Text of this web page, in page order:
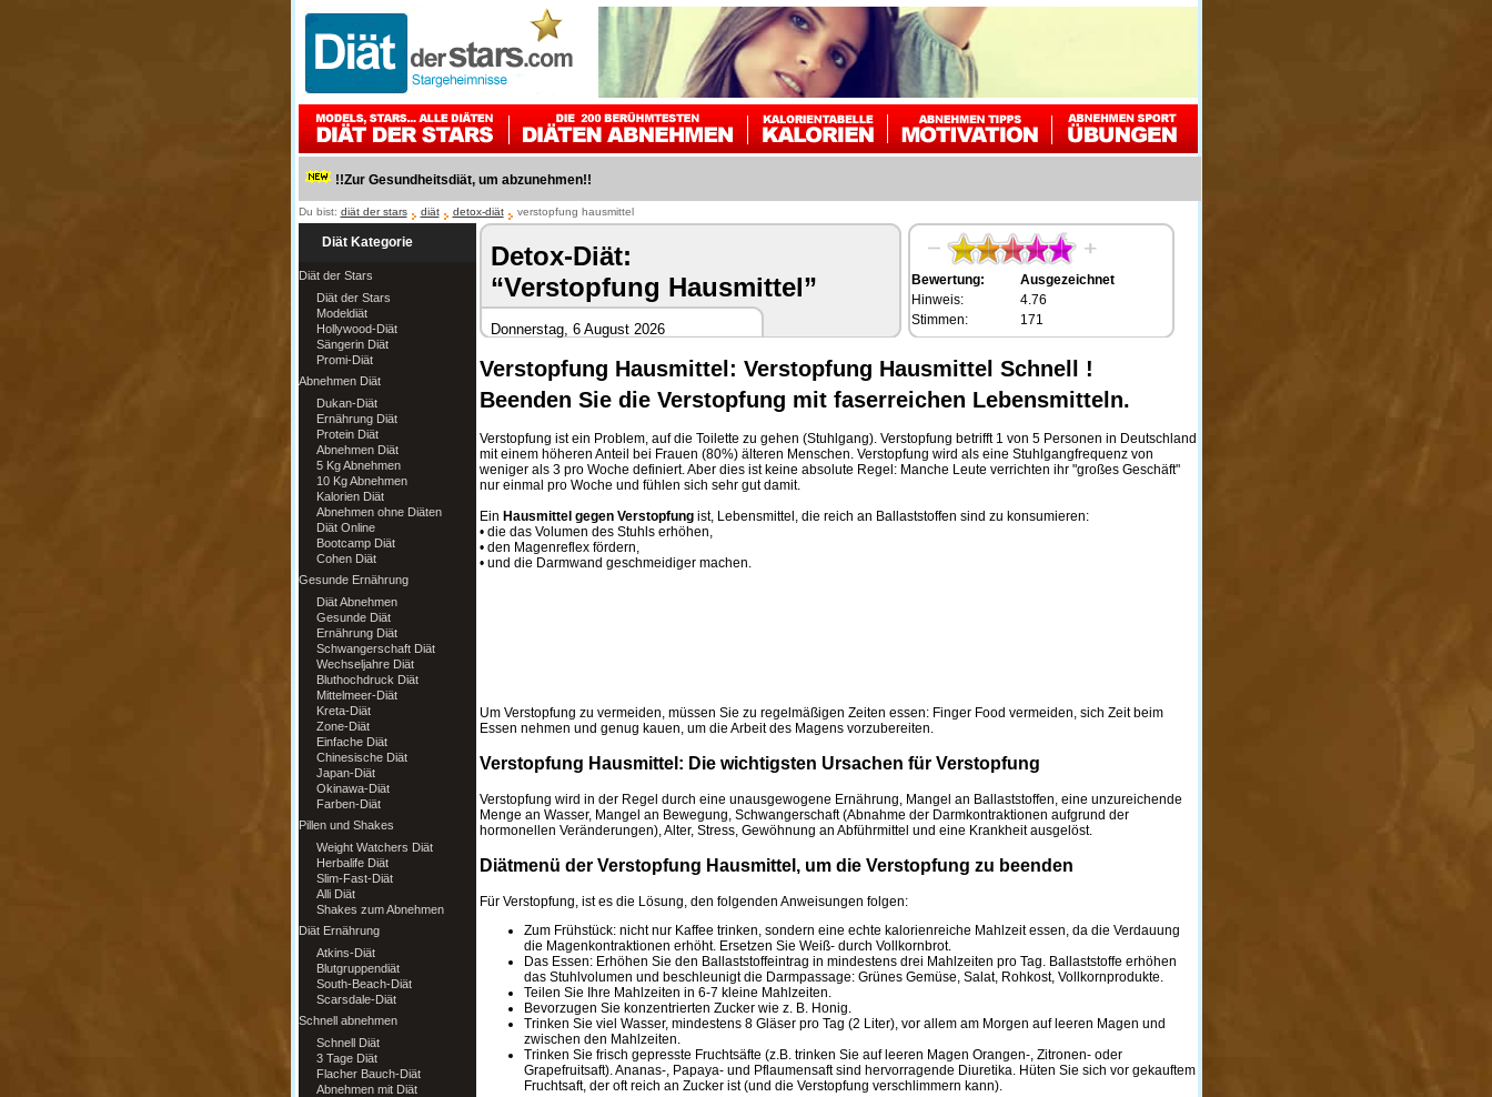
!!Zur Gesundheitsdiät, um abzunehmen!!
Du bist: diät der stars diät detox-diät verstopfung hausmittel
Diät Kategorie
Diät der Stars
Diät der Stars
Modeldiät
Hollywood-Diät
Sängerin Diät
Promi-Diät
Abnehmen Diät
Dukan-Diät
Ernährung Diät
Protein Diät
Abnehmen Diät
5 Kg Abnehmen
10 Kg Abnehmen
Kalorien Diät
Abnehmen ohne Diäten
Diät Online
Bootcamp Diät
Cohen Diät
Gesunde Ernährung
Diät Abnehmen
Gesunde Diät
Ernährung Diät
Schwangerschaft Diät
Wechseljahre Diät
Bluthochdruck Diät
Mittelmeer-Diät
Kreta-Diät
Zone-Diät
Einfache Diät
Chinesische Diät
Japan-Diät
Okinawa-Diät
Farben-Diät
Pillen und Shakes
Weight Watchers Diät
Herbalife Diät
Slim-Fast-Diät
Alli Diät
Shakes zum Abnehmen
Diät Ernährung
Atkins-Diät
Blutgruppendiät
South-Beach-Diät
Scarsdale-Diät
Schnell abnehmen
Schnell Diät
3 Tage Diät
Flacher Bauch-Diät
Abnehmen mit Diät
Detox-Diät:
“Verstopfung Hausmittel”
Donnerstag, 6 August 2026
Bewertung:
Ausgezeichnet
Hinweis:
4.76
Stimmen:
171
Verstopfung Hausmittel: Verstopfung Hausmittel Schnell !
Beenden Sie die Verstopfung mit faserreichen Lebensmitteln.
Verstopfung ist ein Problem, auf die Toilette zu gehen (Stuhlgang). Verstopfung betrifft 1 von 5 Personen in Deutschland
mit einem höheren Anteil bei Frauen (80%) älteren Menschen. Verstopfung wird als eine Stuhlgangfrequenz von
weniger als 3 pro Woche definiert. Aber dies ist keine absolute Regel: Manche Leute verrichten ihr "großes Geschäft"
nur einmal pro Woche und fühlen sich sehr gut damit.
Ein Hausmittel gegen Verstopfungist, Lebensmittel, die reich an Ballaststoffen sind zu konsumieren:
• die das Volumen des Stuhls erhöhen,
• den Magenreflex fördern,
• und die Darmwand geschmeidiger machen.
Um Verstopfung zu vermeiden, müssen Sie zu regelmäßigen Zeiten essen: Finger Food vermeiden, sich Zeit beim
Essen nehmen und genug kauen, um die Arbeit des Magens vorzubereiten.
Verstopfung Hausmittel: Die wichtigsten Ursachen für Verstopfung
Verstopfung wird in der Regel durch eine unausgewogene Ernährung, Mangel an Ballaststoffen, eine unzureichende
Menge an Wasser, Mangel an Bewegung, Schwangerschaft (Abnahme der Darmkontraktionen aufgrund der
hormonellen Veränderungen), Alter, Stress, Gewöhnung an Abführmittel und eine Krankheit ausgelöst.
Diätmenü der Verstopfung Hausmittel, um die Verstopfung zu beenden
Für Verstopfung, ist es die Lösung, den folgenden Anweisungen folgen:
Zum Frühstück: nicht nur Kaffee trinken, sondern eine echte kalorienreiche Mahlzeit essen, da die Verdauung
die Magenkontraktionen erhöht. Ersetzen Sie Weiß- durch Vollkornbrot.
Das Essen: Erhöhen Sie den Ballaststoffeintrag in mindestens drei Mahlzeiten pro Tag. Ballaststoffe erhöhen
das Stuhlvolumen und beschleunigt die Darmpassage: Grünes Gemüse, Salat, Rohkost, Vollkornprodukte.
Teilen Sie Ihre Mahlzeiten in 6-7 kleine Mahlzeiten.
Bevorzugen Sie konzentrierten Zucker wie z. B. Honig.
Trinken Sie viel Wasser, mindestens 8 Gläser pro Tag (2 Liter), vor allem am Morgen auf leeren Magen und
zwischen den Mahlzeiten.
Trinken Sie frisch gepresste Fruchtsäfte (z.B. trinken Sie auf leeren Magen Orangen-, Zitronen- oder
Grapefruitsaft). Ananas-, Papaya- und Pflaumensaft sind hervorragende Diuretika. Hüten Sie sich vor gekauftem
Fruchtsaft, der oft reich an Zucker ist (und die Verstopfung verschlimmern kann).